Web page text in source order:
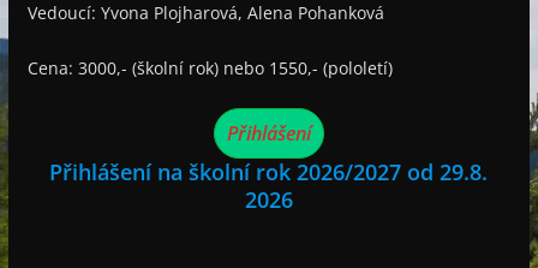
Vedoucí: Yvona Plojharová, Alena Pohanková
Cena: 3000,- (školní rok) nebo 1550,- (pololetí)
Přihlášení
Přihlášení na školní rok 2026/2027 od 29.8.
2026